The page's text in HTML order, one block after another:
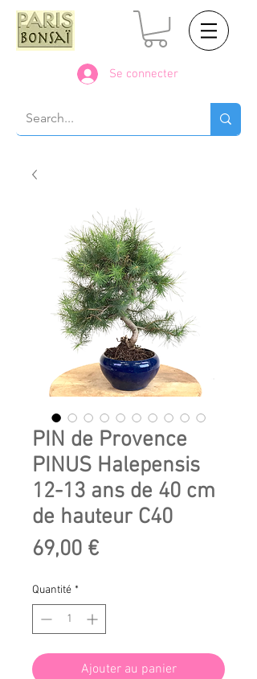
Se connecter
PIN de Provence
PINUS Halepensis
12-13 ans de 40 cm
de hauteur C40
69,00 €Prix
Quantité *
Ajouter au panier